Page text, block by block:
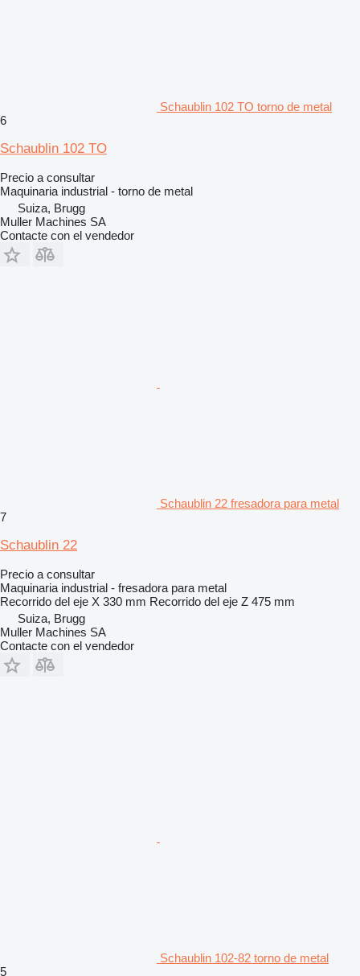
Schaublin 102 TO torno de metal
6
Schaublin 102 TO
Precio a consultar
Maquinaria industrial - torno de metal
Suiza, Brugg
Muller Machines SA
Contacte con el vendedor
Schaublin 22 fresadora para metal
7
Schaublin 22
Precio a consultar
Maquinaria industrial - fresadora para metal
Recorrido del eje X 330 mm Recorrido del eje Z 475 mm
Suiza, Brugg
Muller Machines SA
Contacte con el vendedor
Schaublin 102-82 torno de metal
5